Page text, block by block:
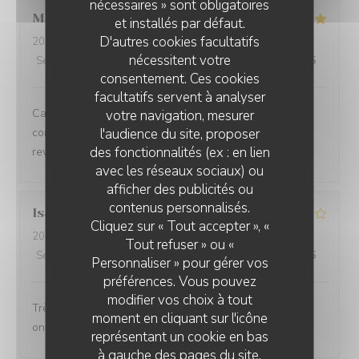
nécessaires » sont obligatoires
et installés par défaut.
D'autres cookies facultatifs
nécessitent votre
consentement. Ces cookies
facultatifs servent à analyser
votre navigation, mesurer
l'audience du site, proposer
des fonctionnalités (ex : en lien
avec les réseaux sociaux) ou
afficher des publicités ou
contenus personnalisés.
Cliquez sur « Tout accepter », «
Tout refuser » ou «
Personnaliser » pour gérer vos
préférences. Vous pouvez
modifier vos choix à tout
moment en cliquant sur l'icône
représentant un cookie en bas
à gauche des pages du site.
Marie-Anne O
2026-08-05
- 12:30 - Couverts 6
Service
Ambiance:5/5 Cuisine:5/5 /5
Cadre très agréable, accueil personnalisé et contact
convivial. Les plats proposés sont faits maison. Nous
reviendrons
Isabelle
2026-08-02
- 12:30 - Couverts 2
Service
/5 Ambiance :4 /5 /5
Très bon accueil les plats sont généreux et gourmands
on adore